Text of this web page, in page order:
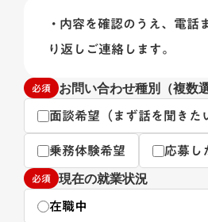
• 内容を確認のうえ、電話
り返しご連絡します。
必須 お問い合わせ種別（複数
面談希望（まず話を聞きた
乗務体験希望
応募し
必須 現在の就業状況
在職中